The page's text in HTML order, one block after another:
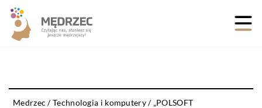
Medrzec /Technologia i komputery/ „POLSOFT